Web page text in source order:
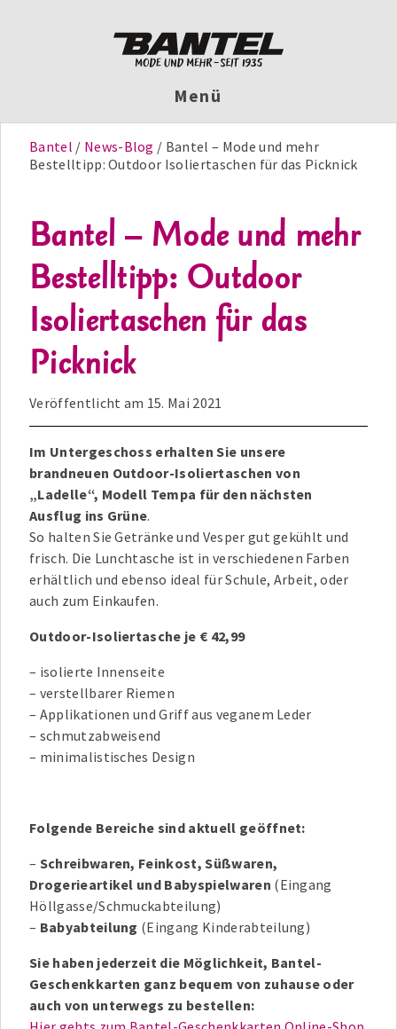
Menü
Bantel News-Blog
Bantel – Mode und mehr
Bestelltipp: Outdoor Isoliertaschen für das Picknick
Bantel – Mode und mehr
Bestelltipp: Outdoor
Isoliertaschen für das
Picknick
Veröffentlicht am 15. Mai 2021
Im Untergeschoss erhalten Sie unsere
brandneuen Outdoor-Isoliertaschen von
„Ladelle“, Modell Tempa für den nächsten
Ausflug ins Grüne.
So halten Sie Getränke und Vesper gut gekühlt und
frisch. Die Lunchtasche ist in verschiedenen Farben
erhältlich und ebenso ideal für Schule, Arbeit, oder
auch zum Einkaufen.
Outdoor-Isoliertasche je € 42,99
– isolierte Innenseite
– verstellbarer Riemen
– Applikationen und Griff aus veganem Leder
– schmutzabweisend
– minimalistisches Design
Folgende Bereiche sind aktuell geöffnet:
– Schreibwaren, Feinkost, Süßwaren,
Drogerieartikel und Babyspielwaren (Eingang
Höllgasse/Schmuckabteilung)
– Babyabteilung (Eingang Kinderabteilung)
Sie haben jederzeit die Möglichkeit, Bantel-
Geschenkkarten ganz bequem von zuhause oder
auch von unterwegs zu bestellen: